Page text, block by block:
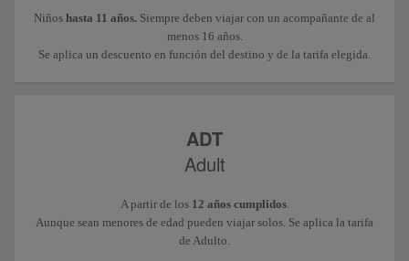
Niños hasta 11 años. Siempre deben viajar con un acompañante de al
menos 16 años.
Se aplica un descuento en función del destino y de la tarifa elegida.
ADT
Adult
A partir de los 12 años cumplidos.
Aunque sean menores de edad pueden viajar solos. Se aplica la tarifa
de Adulto.